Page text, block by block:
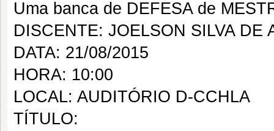
Uma banca de DEFESA de
DISCENTE: JOELSON SILVA DE
DATA: 21/08/2015
HORA: 10:00
LOCAL: AUDITÓRIO D-CCHLA
TÍTULO: